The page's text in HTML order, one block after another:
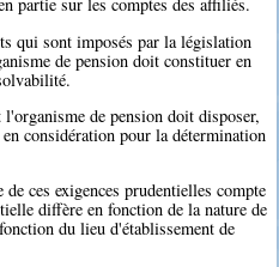
qui sont imposés par la législation
de pension doit constituer en
de pension doit disposer,
considération pour la détermination
ces exigences prudentielles compte
diffère en fonction de la nature de
du lieu d'établissement de